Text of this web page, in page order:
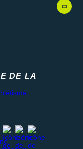
DE LA
facebook
stravayoutube